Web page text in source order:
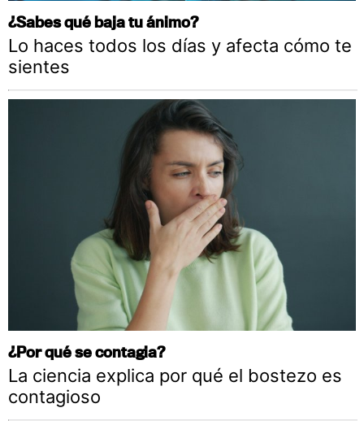
¿Sabes qué baja tu ánimo?
Lo haces todos los días y afecta cómo te
sientes
¿Por qué se contagia?
La ciencia explica por qué el bostezo es
contagioso